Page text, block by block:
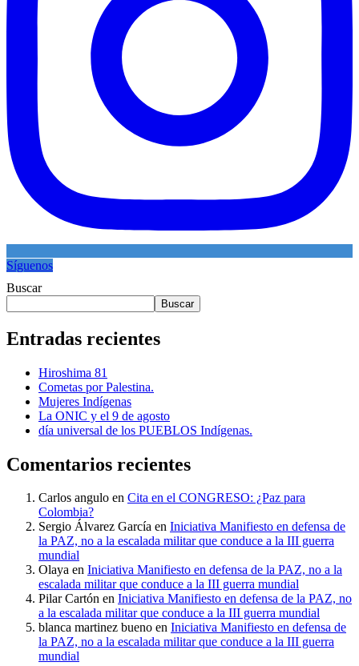
Síguenos
Buscar
Buscar
Entradas recientes
Hiroshima 81
Cometas por Palestina.
Mujeres Indígenas
La ONIC y el 9 de agosto
día universal de los PUEBLOS Indígenas.
Comentarios recientes
Carlos angulo en Cita en el CONGRESO: ¿Paz para
Colombia?
Sergio Álvarez García en Iniciativa Manifiesto en defensa de
la PAZ, no a la escalada militar que conduce a la III guerra
mundial
Olaya en Iniciativa Manifiesto en defensa de la PAZ, no a la
escalada militar que conduce a la III guerra mundial
Pilar Cartón en Iniciativa Manifiesto en defensa de la PAZ, no
a la escalada militar que conduce a la III guerra mundial
blanca martinez bueno en Iniciativa Manifiesto en defensa de
la PAZ, no a la escalada militar que conduce a la III guerra
mundial